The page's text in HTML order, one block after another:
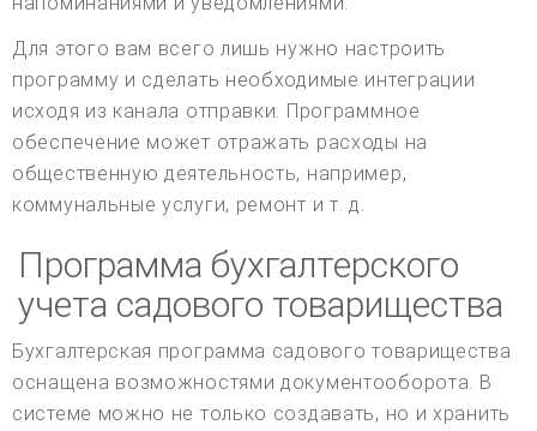
Для этого вам всего лишь нужно настроить
программу и сделать необходимые интеграции
исходя из канала отправки. Программное
обеспечение может отражать расходы на
общественную деятельность, например,
коммунальные услуги, ремонт и т. д.
Программа бухгалтерского
учета садового товарищества
Бухгалтерская программа садового товарищества
оснащена возможностями документооборота. В
системе можно не только создавать, но и хранить